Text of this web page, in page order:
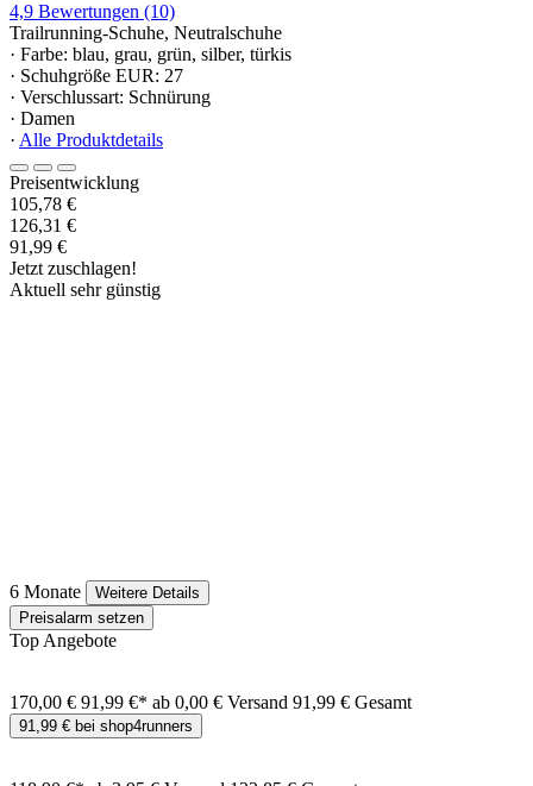
4,9 Bewertungen (10)
Trailrunning-Schuhe, Neutralschuhe
· Farbe: blau, grau, grün, silber, türkis
· Schuhgröße EUR: 27
· Verschlussart: Schnürung
· Damen
· Alle Produktdetails
Preisentwicklung
105,78 €
126,31 €
91,99 €
Jetzt zuschlagen!
Aktuell sehr günstig
6 Monate
Weitere Details
Preisalarm setzen
Top Angebote
170,00 € 91,99 €* ab 0,00 € Versand 91,99 € Gesamt
91,99 € bei shop4runners